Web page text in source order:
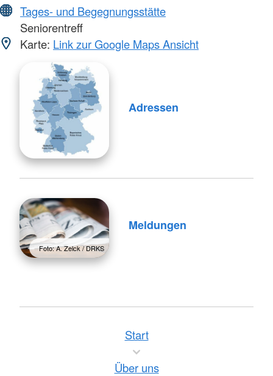
Tages- und Begegnungsstätte
Seniorentreff
Karte: Link zur Google Maps Ansicht
Adressen
Foto: A. Zelck / DRKS
Meldungen
Start
Über uns